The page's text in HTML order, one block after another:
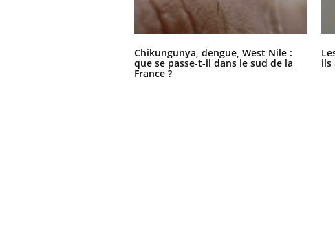
Chikungunya, dengue, West Nile :
que se passe-t-il dans le sud de la
France ?
ils